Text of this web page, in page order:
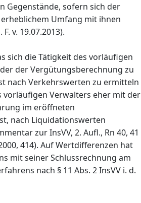
Gegenstände, sofern sich der
Umfang mit ihnen
v. 19.07.2013).
sich die Tätigkeit des vorläufigen
der Vergütungsberechnung zu
nach Verkehrswerten zu ermitteln
vorläufigen Verwalters eher mit der
im eröffneten
nach Liquidationswerten
zur InsVV, 2. Aufl., Rn 40, 41
414). Auf Wertdifferenzen hat
mit seiner Schlussrechnung am
nach § 11 Abs. 2 InsVV i. d.